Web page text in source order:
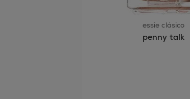
essie clásico
penny talk